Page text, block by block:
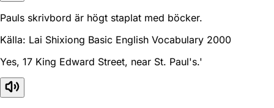
Pauls skrivbord är högt staplat med böcker.
Källa: Lai Shixiong Basic English Vocabulary 2000
Yes, 17 King Edward Street, near St. Paul's.'